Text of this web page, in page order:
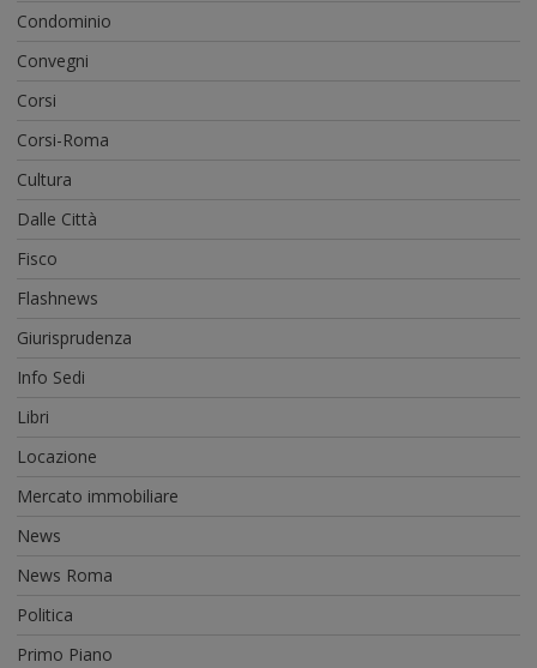
Condominio
Convegni
Corsi
Corsi-Roma
Cultura
Dalle Città
Fisco
Flashnews
Giurisprudenza
Info Sedi
Libri
Locazione
Mercato immobiliare
News
News Roma
Politica
Primo Piano